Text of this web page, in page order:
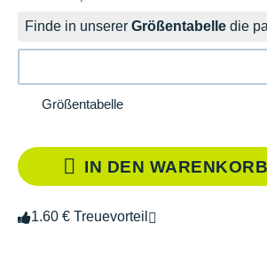
Finde in unserer Größentabelle die
Größentabelle
IN DEN
1.60 € Treuevorteil